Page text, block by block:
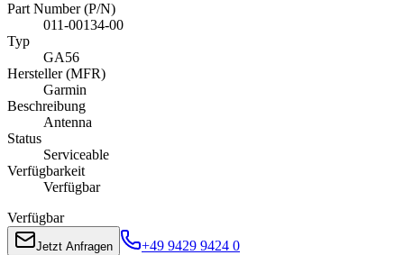
Part Number (P/N)
011-00134-00
Typ
GA56
Hersteller (MFR)
Garmin
Beschreibung
Antenna
Status
Serviceable
Verfügbarkeit
Verfügbar
Verfügbar
Jetzt Anfragen +49 9429 9424 0